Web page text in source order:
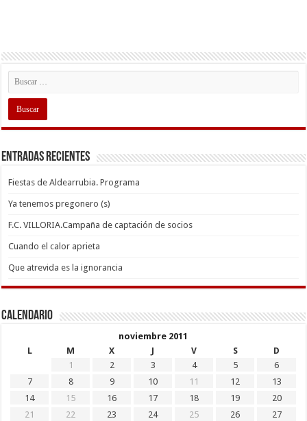
Entradas recientes
Fiestas de Aldearrubia. Programa
Ya tenemos pregonero (s)
F.C. VILLORIA.Campaña de captación de socios
Cuando el calor aprieta
Que atrevida es la ignorancia
Calendario
noviembre 2011
L
M X J V S
D
1
2 3 4 5
6
7
8 9 10 11 12
13
14
15 16 17 18 19
20
21
22 23 24 25 26
27